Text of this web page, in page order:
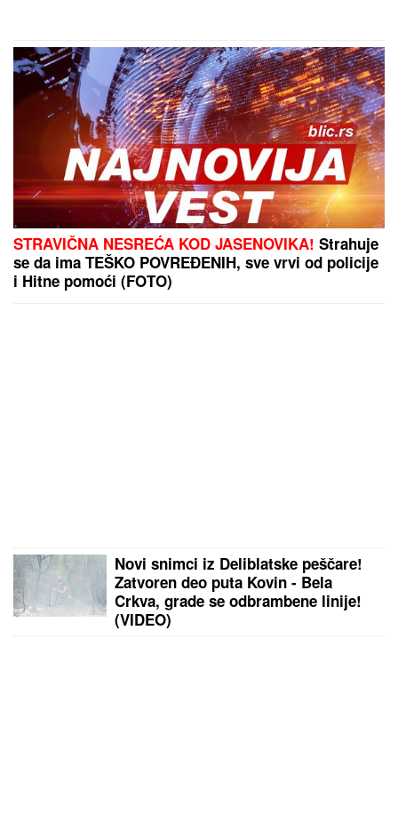
STRAVIČNA NESREĆA KOD JASENOVIKA! Strahuje
se da ima TEŠKO POVREĐENIH, sve vrvi od policije
i Hitne pomoći (FOTO)
Novi snimci iz Deliblatske peščare!
Zatvoren deo puta Kovin - Bela
Crkva, grade se odbrambene linije!
(VIDEO)